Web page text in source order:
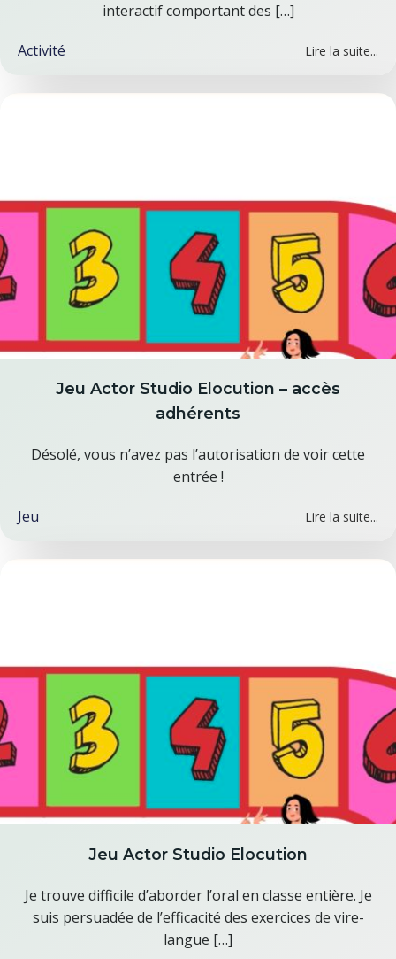
interactif comportant des […]
Activité Lire la suite...
Jeu Actor Studio Elocution – accès
adhérents
Désolé, vous n’avez pas l’autorisation de voir cette
entrée !
Jeu Lire la suite...
Jeu Actor Studio Elocution
Je trouve difficile d’aborder l’oral en classe entière. Je
suis persuadée de l’efficacité des exercices de vire-
langue […]